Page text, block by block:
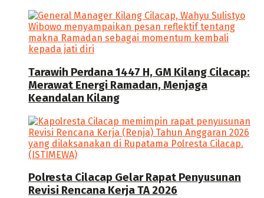
Tarawih Perdana 1447 H, GM Kilang Cilacap:
Merawat Energi Ramadan, Menjaga
Keandalan Kilang
Polresta Cilacap Gelar Rapat Penyusunan
Revisi Rencana Kerja TA 2026